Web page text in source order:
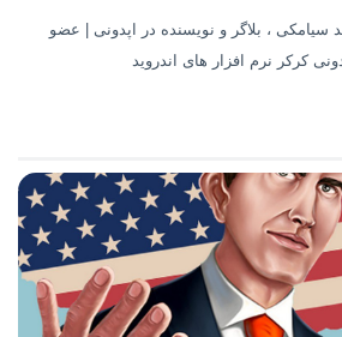
سیامکی ، بلاگر و نویسنده در اپدونی | عضو
کرکر نرم افزار های اندروید